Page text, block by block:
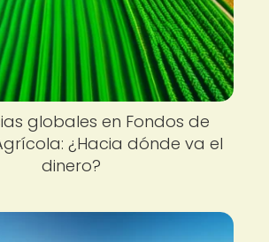
globales en Fondos de
¿Hacia dónde va el
dinero?